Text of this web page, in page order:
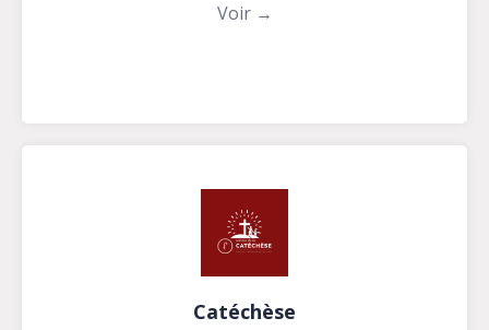
Voir →
Catéchèse